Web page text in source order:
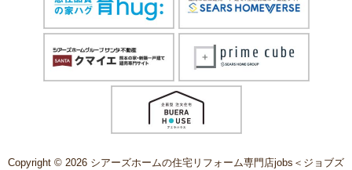
Copyright © 2026 シアーズホームの住宅リフォーム専門店jobs＜ジョブズ